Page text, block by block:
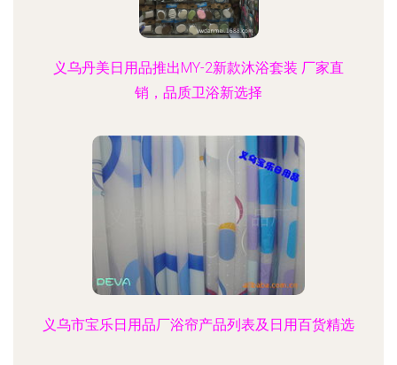
义乌丹美日用品推出MY-2新款沐浴套装 厂家直
销，品质卫浴新选择
义乌市宝乐日用品厂浴帘产品列表及日用百货精选